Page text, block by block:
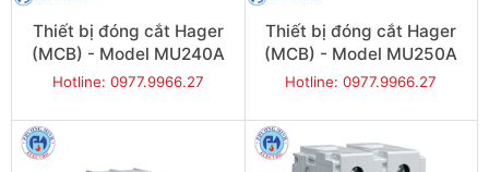
Thiết bị đóng cắt Hager
(MCB) - Model MU240A
Hotline: 0977.9966.27
Thiết bị đóng cắt Hager
(MCB) - Model MU250A
Hotline: 0977.9966.27